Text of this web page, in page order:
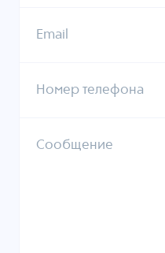
Email
Номер телефона
Сообщение